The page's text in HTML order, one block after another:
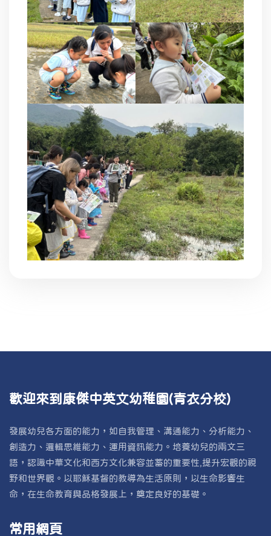
歡迎來到康傑中英文幼稚園(青衣分校)
發展幼兒各方面的能力，如自我管理、溝通能力、分析能力、
創造力、邏輯思維能力、運用資訊能力。培養幼兒的兩文三
語，認識中華文化和西方文化兼容並蓄的重要性,提升宏觀的視
野和世界觀。以耶穌基督的教導為生活原則，以生命影響生
命，在生命教育與品格發展上，奠定良好的基礎。
常用網頁